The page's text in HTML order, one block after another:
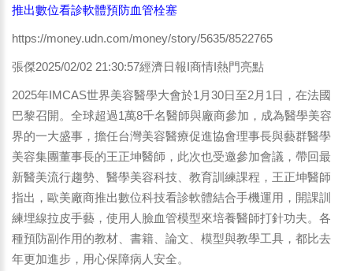
推出數位看診軟體預防血管栓塞
https://money.udn.com/money/story/5635/8522765
張傑2025/02/02 21:30:57經濟日報I商情I熱門亮點
2025年IMCAS世界美容醫學大會於1月30日至2月1日，在法國
巴黎召開。全球超過1萬8千名醫師與廠商參加，成為醫學美容
界的一大盛事，擔任台灣美容醫療促進協會理事長與藝群醫學
美容集團董事長的王正坤醫師，此次也受邀參加會議，帶回最
新醫美流行趨勢、醫學美容科技、教育訓練課程，王正坤醫師
指出，歐美廠商推出數位科技看診軟體結合手機運用，開課訓
練埋線拉皮手藝，使用人臉血管模型來培養醫師打針功夫。各
種預防副作用的教材、書籍、論文、模型與教學工具，都比去
年更加進步，用心保障病人安全。